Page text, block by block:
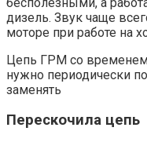
дизель. Звук чаще
моторе при работе на
Цепь ГРМ со временем
нужно периодически
заменять
Перескочила цепь